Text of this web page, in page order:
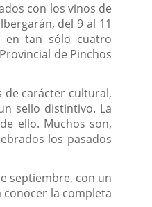
con los vinos de
del 9 al 11
en tan sólo cuatro
de Pinchos
de carácter cultural,
sello distintivo. La
ello. Muchos son,
los pasados
septiembre, con un
la completa